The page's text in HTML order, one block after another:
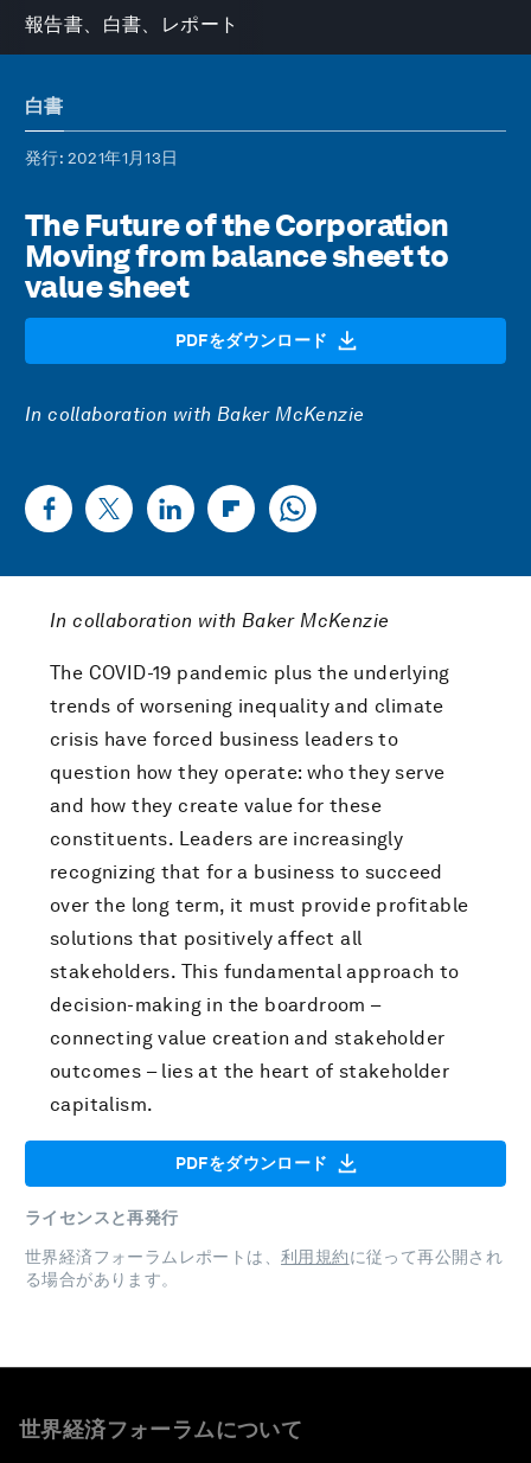
報告書、白書、レポート
白書
発行: 2021年1月13日
The Future of the Corporation
Moving from balance sheet to
value sheet
PDFをダウンロード
In collaboration with Baker McKenzie
In collaboration with Baker McKenzie
The COVID-19 pandemic plus the underlying
trends of worsening inequality and climate
crisis have forced business leaders to
question how they operate: who they serve
and how they create value for these
constituents. Leaders are increasingly
recognizing that for a business to succeed
over the long term, it must provide profitable
solutions that positively affect all
stakeholders. This fundamental approach to
decision-making in the boardroom –
connecting value creation and stakeholder
outcomes – lies at the heart of stakeholder
capitalism.
PDFをダウンロード
ライセンスと再発行
世界経済フォーラムレポートは、 利用規約に従って再公開され
る場合があります。
世界経済フォーラムについて